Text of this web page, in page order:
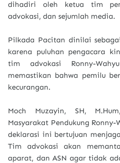
dihadiri oleh ketua tim
advokasi, dan sejumlah media.
Pilkada Pacitan dinilai
karena puluhan pengacara
tim advokasi Ronny-
memastikan bahwa pemilu
kecurangan.
Moch Muzayin, SH,
Masyarakat Pendukung Ronny-
deklarasi ini bertujuan
Tim advokasi akan
aparat, dan ASN agar tidak